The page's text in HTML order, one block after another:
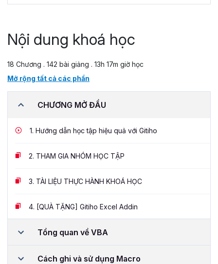
Nội dung khoá học
18 Chương . 142 bài giảng . 13h 17m giờ học
Mở rộng tất cả các phần
CHƯƠNG MỞ ĐẦU
1. Hướng dẫn học tập hiệu quả với Gitiho
2. THAM GIA NHÓM HỌC TẬP
3. TÀI LIỆU THỰC HÀNH KHOÁ HỌC
4. [QUÀ TẶNG] Gitiho Excel Addin
Tổng quan về VBA
Cách ghi và sử dụng Macro